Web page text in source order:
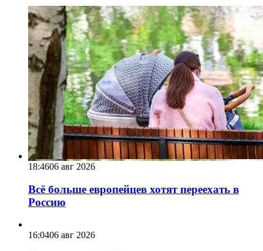
18:4606 авг 2026
Всё больше европейцев хотят переехать в
Россию
16:0406 авг 2026